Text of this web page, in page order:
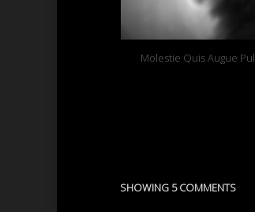
Molestie Quis Augue
SHOWING 5 COMMENTS